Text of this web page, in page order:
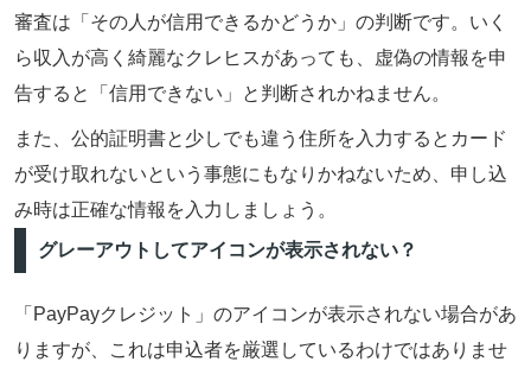
審査は「その人が信用できるかどうか」の判断です。いく
ら収入が高く綺麗なクレヒスがあっても、
虚偽の情報を申
告すると「信用できない」と判断されかねません。
また、公的証明書と少しでも違う住所を入力すると カード
が受け取れないという事態にもなりかねないため、申し込
み時は正確な情報を入力しましょう。
グレーアウトしてアイコンが表示されない？
「PayPayクレジット」のアイコンが表示されない場合があ
りますが、これは申込者を厳選しているわけではありませ